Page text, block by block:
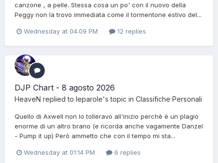
canzone , a pelle. Stessa cosa un po' con il nuovo della
Peggy non la trovo immediata come il tormentone estivo del...
Wednesday at 04:09 PM 12 replies
DJP Chart - 8 agosto 2026
HeaveN replied to leparole's topic in Classifiche Personali
Quello di Axwell non lo tolleravo all'inizio perchè è un plagio
enorme di un altro brano (e ricorda anche vagamente Danzel
- Pump it up) Però ammetto che con il tempo mi sta...
Wednesday at 01:14 PM 6 replies